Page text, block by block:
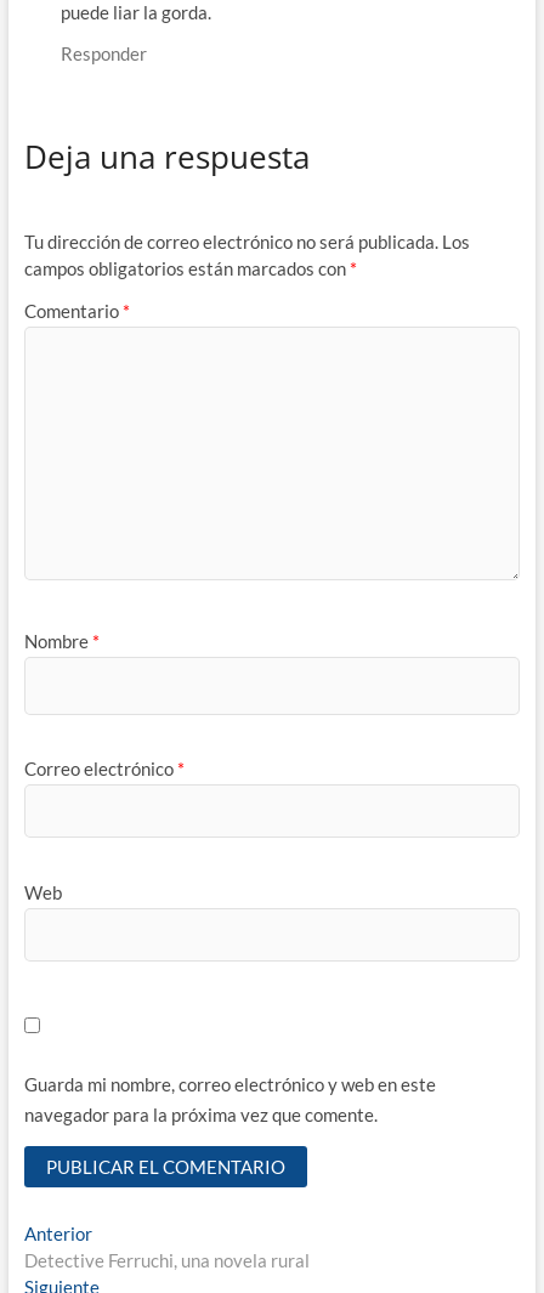
puede liar la gorda.
Responder
Deja una respuesta
Tu dirección de correo electrónico no será publicada. Los
campos obligatorios están marcados con *
Comentario *
Nombre *
Correo electrónico *
Web
Guarda mi nombre, correo electrónico y web en este
navegador para la próxima vez que comente.
Navegación
de
AnteriorEntrada
anterior:
Detective Ferruchi, una novela rural
SiguienteEntrada